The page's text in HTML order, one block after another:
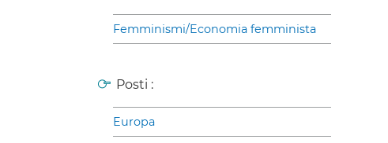
Femminismi/Economia femminista
Posti :
Europa